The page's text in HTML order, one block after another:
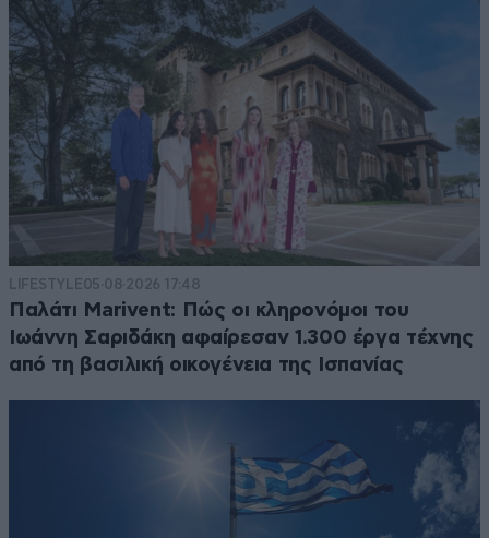
LIFESTYLE05·08·2026 17:48
Παλάτι Marivent: Πώς οι κληρονόμοι του
Ιωάννη Σαριδάκη αφαίρεσαν 1.300 έργα τέχνης
από τη βασιλική οικογένεια της Ισπανίας